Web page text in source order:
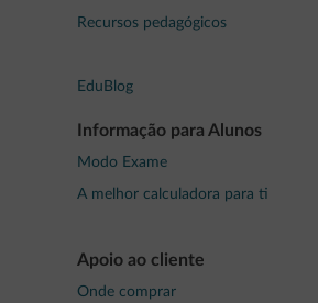
Recursos pedagógicos
EduBlog
Informação para Alunos
Modo Exame
A melhor calculadora para ti
Apoio ao cliente
Onde comprar